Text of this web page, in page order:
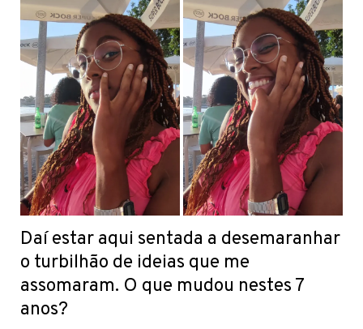
Daí estar aqui sentada a desemaranhar
o turbilhão de ideias que me
assomaram. O que mudou nestes 7
anos?